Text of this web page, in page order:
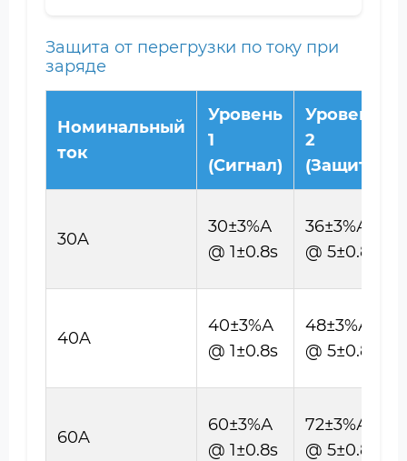
Защита от перегрузки по току при
заряде
Номинальный
ток
Уровень
1
(Сигнал)
Уровень
2
(Защита)
30A
30±3%А
@ 1±0.8s
36±3%А
@ 5±0.8s
40A
40±3%А
@ 1±0.8s
48±3%А
@ 5±0.8s
60A
60±3%А
@ 1±0.8s
72±3%А
@ 5±0.8s